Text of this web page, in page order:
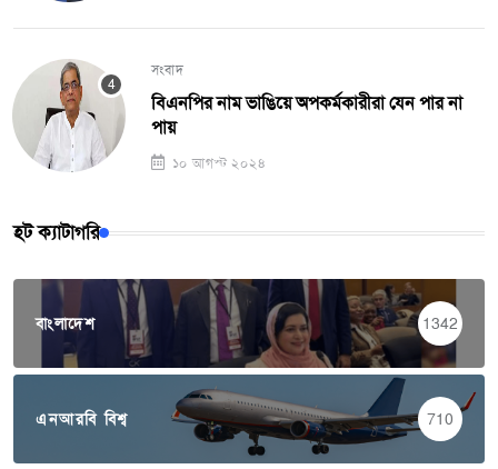
সংবাদ
বিএনপির নাম ভাঙিয়ে অপকর্মকারীরা যেন পার না
পায়
১০ আগস্ট ২০২৪
হট ক্যাটাগরি
বাংলাদেশ 1342
এনআরবি বিশ্ব 710